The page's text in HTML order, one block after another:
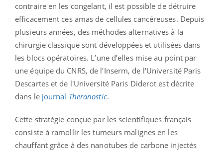
contraire en les congelant, il est possible de détruire
efficacement ces amas de cellules cancéreuses. Depuis
plusieurs années, des méthodes alternatives à la
chirurgie classique sont développées et utilisées dans
les blocs opératoires. L’une d’elles mise au point par
une équipe du CNRS, de l'Inserm, de l'Université Paris
Descartes et de l'Université Paris Diderot est décrite
dans le journal Theranostic.
Cette stratégie conçue par les scientifiques français
consiste à ramollir les tumeurs malignes en les
chauffant grâce à des nanotubes de carbone injectés